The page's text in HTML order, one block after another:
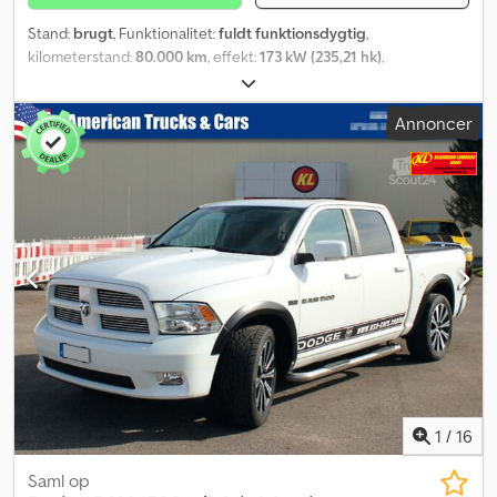
Stand: brugt, Funktionalitet:fuldt funktionsdygtig,
kilometerstand:80.000 km, effekt:173 kW (235,21 hk),
, geartype:automatisk
kg, tomvægt:4.790 kg, maksimal lastvægt:200 kg, første
registrering:08/2020, næste syn (TÜV):
, længde af
lastrum:3.200 mm, læsningsbredde:1.250 mm, lastepladshøjde:
550 mm
gul, affjedring: stål-luft,
, Produktionsår:2002, brændstof:
, maskine/køretøjsnummer: 3B6MC36672M308731, Udstyr:
airbag, fartpilot, hydraulik, kabelspil, klimaanlæg, trailertræk,
Servicekøretøj med lastekran og spil - Hydraulisk kran med
løftespil - 2.700 kg løftekapacitet ved udrækning på 1,8 m -
Maksimal rækkevidde 6,0 m ved 820 kg Komplet udstyret
værkstedsindretning til service og reparation af maskiner.
Svejsapparat - trykluftkompressor - mv. Dwsdpfou Ndruox Ap Esa
Annoncer
1 / 16
Saml op